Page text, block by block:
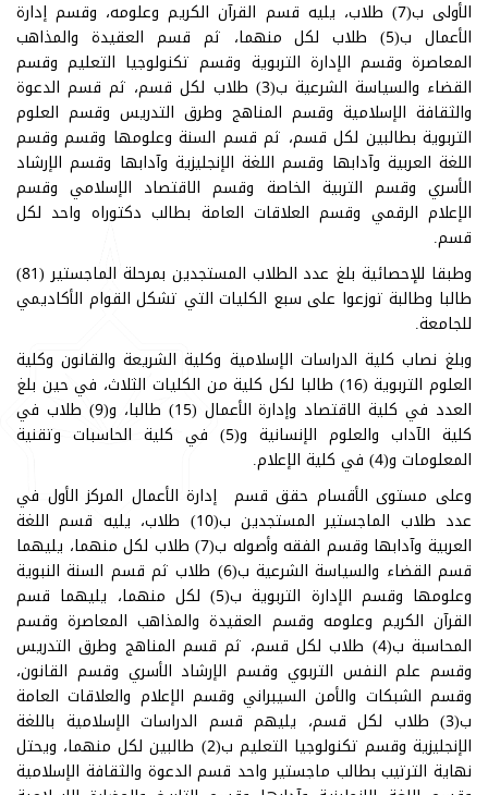
الأولى ب(7) طلاب، يليه قسم القرآن الكريم وعلومه، وقسم إدارة
الأعمال ب(5) طلاب لكل منهما، ثم قسم العقيدة والمذاهب
المعاصرة وقسم الإدارة التربوية وقسم تكنولوجيا التعليم وقسم
القضاء والسياسة الشرعية ب(3) طلاب لكل قسم، ثم قسم الدعوة
والثقافة الإسلامية وقسم المناهج وطرق التدريس وقسم العلوم
التربوية بطالبين لكل قسم، ثم قسم السنة وعلومها وقسم وقسم
اللغة العربية وآدابها وقسم اللغة الإنجليزية وآدابها وقسم الإرشاد
الأسري وقسم التربية الخاصة وقسم الاقتصاد الإسلامي وقسم
الإعلام الرقمي وقسم العلاقات العامة بطالب دكتوراه واحد لكل
قسم.
وطبقا للإحصائية بلغ عدد الطلاب المستجدين بمرحلة الماجستير (81)
طالبا وطالبة توزعوا على سبع الكليات التي تشكل القوام الأكاديمي
للجامعة.
وبلغ نصاب كلية الدراسات الإسلامية وكلية الشريعة والقانون وكلية
العلوم التربوية (16) طالبا لكل كلية من الكليات الثلاث، في حين بلغ
العدد في كلية الاقتصاد وإدارة الأعمال (15) طالبا، و(9) طلاب في
كلية الآداب والعلوم الإنسانية و(5) في كلية الحاسبات وتقنية
المعلومات و(4) في كلية الإعلام.
وعلى مستوى الأقسام حقق قسم إدارة الأعمال المركز الأول في
عدد طلاب الماجستير المستجدين ب(10) طلاب، يليه قسم اللغة
العربية وآدابها وقسم الفقه وأصوله ب(7) طلاب لكل منهما، يليهما
قسم القضاء والسياسة الشرعية ب(6) طلاب ثم قسم السنة النبوية
وعلومها وقسم الإدارة التربوية ب(5) لكل منهما، يليهما قسم
القرآن الكريم وعلومه وقسم العقيدة والمذاهب المعاصرة وقسم
المحاسبة ب(4) طلاب لكل قسم، ثم قسم المناهج وطرق التدريس
وقسم علم النفس التربوي وقسم الإرشاد الأسري وقسم القانون،
وقسم الشبكات والأمن السيبراني وقسم الإعلام والعلاقات العامة
ب(3) طلاب لكل قسم، يليهم قسم الدراسات الإسلامية باللغة
الإنجليزية وقسم تكنولوجيا التعليم ب(2) طالبين لكل منهما، ويحتل
نهاية الترتيب بطالب ماجستير واحد قسم الدعوة والثقافة الإسلامية